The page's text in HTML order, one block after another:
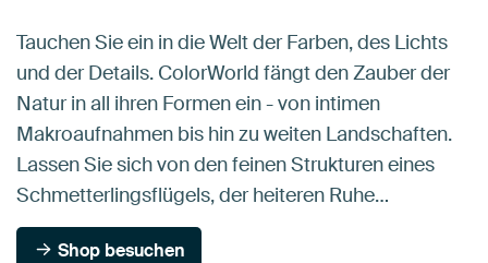
Tauchen Sie ein in die Welt der Farben, des Lichts
und der Details. ColorWorld fängt den Zauber der
Natur in all ihren Formen ein - von intimen
Makroaufnahmen bis hin zu weiten Landschaften.
Lassen Sie sich von den feinen Strukturen eines
Schmetterlingsflügels, der heiteren Ruhe…
Shop besuchen